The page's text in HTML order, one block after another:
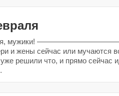
мужики! ———————————
и жены сейчас или мучаются
решили что, и прямо сейчас